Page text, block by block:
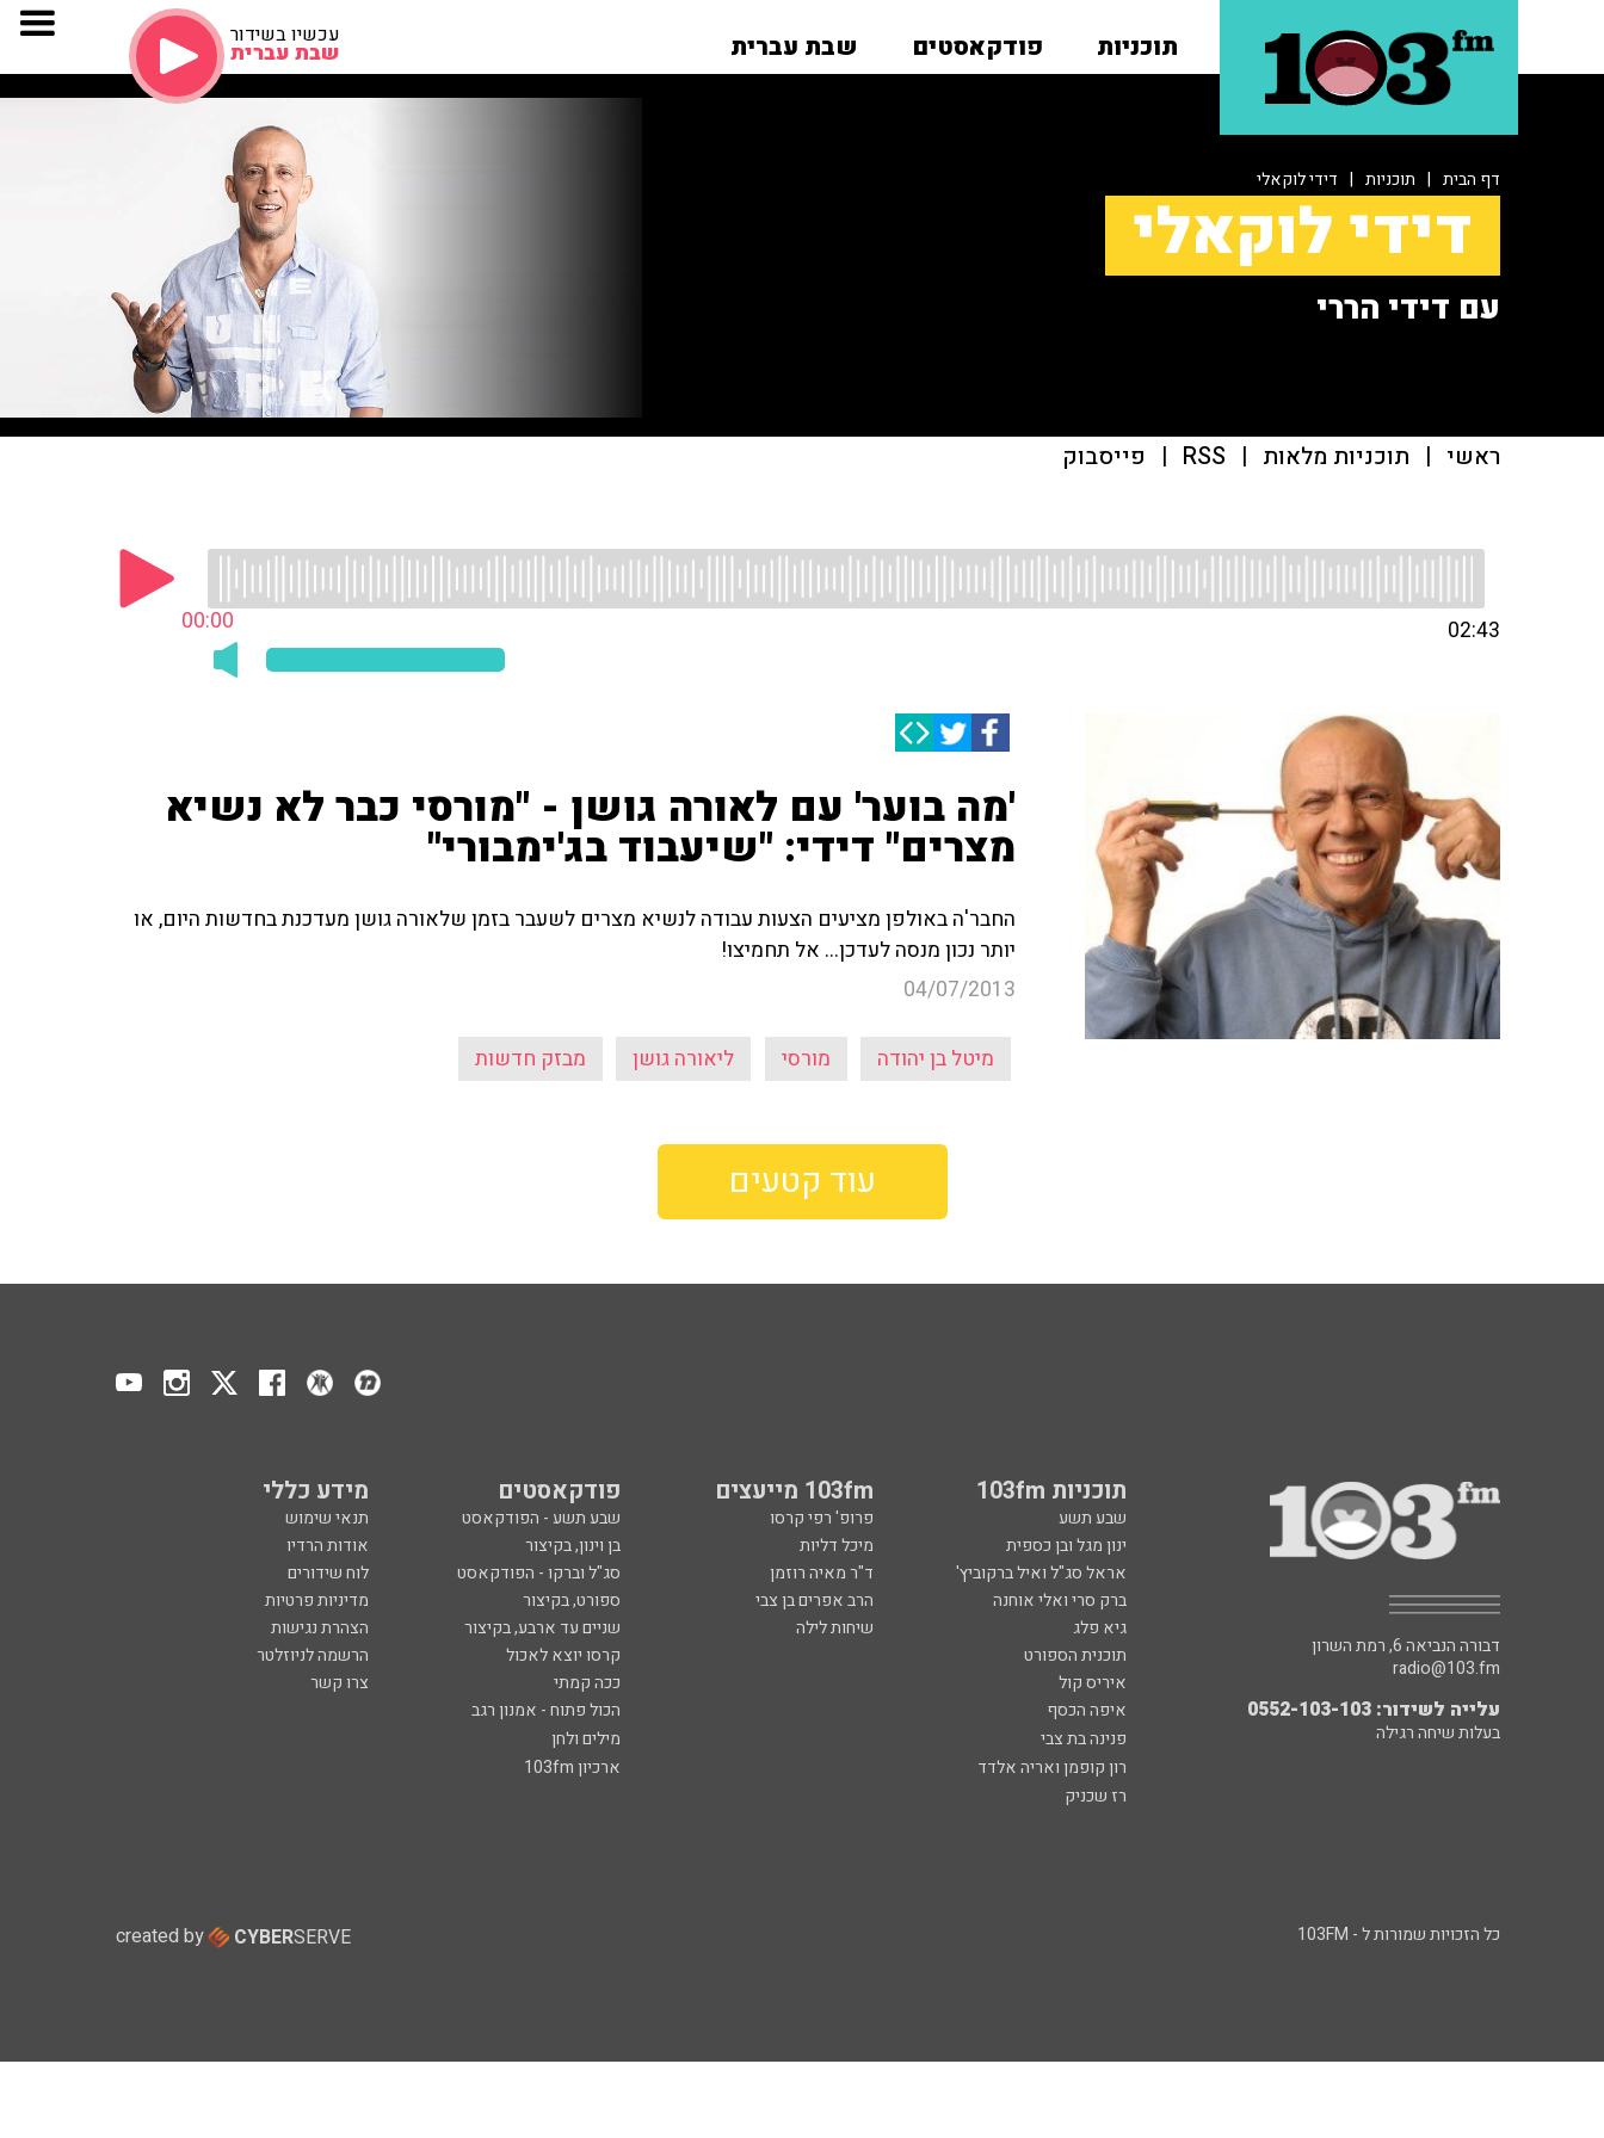
תוכניות פודקאסטים שבת עברית עכשיו בשידור
שבת עברית
דף הבית | תוכניות | דידי לוקאלי
דידי לוקאלי
עם דידי הררי
ראשי | תוכניות מלאות |
RSS
| פייסבוק
00:00 02:43
'מה בוער' עם לאורה גושן - "מורסי כבר לא נשיא
מצרים" דידי: "שיעבוד בג'ימבורי"
החבר'ה באולפן מציעים הצעות עבודה לנשיא מצרים לשעבר בזמן שלאורה גושן מעדכנת בחדשות היום, או
יותר נכון מנסה לעדכן... אל תחמיצו!
04/07/2013
מיטל בן יהודה מורסי ליאורה גושן מבזק חדשות
עוד קטעים
תוכניות 103fm 103fm מייעצים פודקאסטים מידע כללי
שבע תשע פרופ' רפי קרסו שבע תשע - הפודקאסט
תנאי שימוש
ינון מגל ובן כספית
מיכל דליות בן וינון, בקיצור
אודות הרדיו
אראל סג"ל ואיל ברקוביץ'
ד"ר מאיה רוזמן סג"ל וברקו - הפודקאסט
לוח שידורים
ברק סרי ואלי אוחנה
הרב אפרים בן צבי ספורט, בקיצור
מדיניות פרטיות
גיא פלג
שיחות לילה שניים עד ארבע, בקיצור
הצהרת נגישות
תוכנית הספורט
קרסו יוצא לאכול
הרשמה לניוזלטר
איריס קול
ככה קמתי
צרו קשר
איפה הכסף
הכול פתוח - אמנון רגב
פנינה בת צבי
מילים ולחן
רון קופמן ואריה אלדד
ארכיון 103fm
רז שכניק
דבורה הנביאה 6, רמת השרון
radio@103.fm
עלייה לשידור: 0552-103-103
בעלות שיחה רגילה
כל הזכויות שמורות ל - 103FM created by CYBERSERVE